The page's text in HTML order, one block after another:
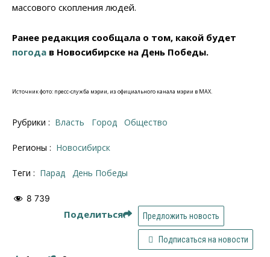
массового скопления людей.
Ранее редакция сообщала о том, какой будет
погода в Новосибирске на День Победы.
Источник фото: пресс-служба мэрии, из официального канала мэрии в MAX.
Рубрики : Власть Город Общество
Регионы : Новосибирск
Теги : Парад День Победы
8 739
Поделиться Предложить новость
Подписаться на новости